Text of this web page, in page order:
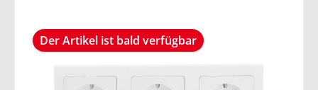
Der Artikel ist bald verfügbar